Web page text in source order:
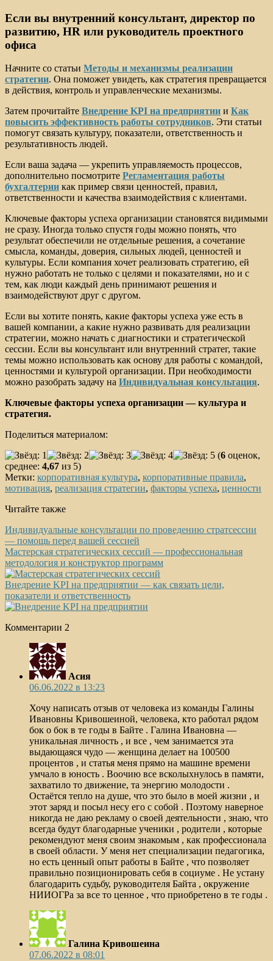
Если вы внутренний консультант, директор по
развитию, HR или руководитель проектного
офиса
Начните со статьи Методы и механизмы реализации
стратегии. Она поможет увидеть, как стратегия превращается
в действия, контроль и управленческие механизмы.
Затем прочитайте Внедрение KPI на предприятии и Как
повысить эффективность работы сотрудников. Эти статьи
помогут связать культуру, показатели, ответственность и
результативность людей.
Если ваша задача — укрепить управляемость процессов,
дополнительно посмотрите Регламентация работы
бухгалтерии как пример связи ценностей, правил,
ответственности и качества взаимодействия с клиентами.
Ключевые факторы успеха организации становятся видимыми
не сразу. Иногда только спустя годы можно понять, что
результат обеспечили не отдельные решения, а сочетание
смысла, команды, доверия, сильных людей, ценностей и
культуры. Если компания хочет реализовать стратегию, ей
нужно работать не только с целями и показателями, но и с
тем, как люди каждый день принимают решения и
взаимодействуют друг с другом.
Если вы хотите понять, какие факторы успеха уже есть в
вашей компании, а какие нужно развивать для реализации
стратегии, можно начать с диагностики и стратегической
сессии. Если вы консультант или внутренний стратег, такие
темы можно использовать как основу для работы с командой,
ценностями и культурой организации. При необходимости
можно разобрать задачу на Индивидуальная консультация.
Ключевые факторы успеха организации — культура и
стратегия.
Поделиться материалом:
(6 оценок,
среднее: 4,67 из 5)
Метки: корпоративная культура, корпоративные правила,
мотивация, реализация стратегии, факторы успеха, ценности
Читайте также
Индивидуальные консультации по проведению стратсессии
— помощь перед вашей сессией
Мастерская стратегических сессий — профессиональная
методология и конструктор программ
Внедрение KPI на предприятии — как связать цели,
показатели и ответственность
Комментарии 2
Асия
06.06.2022 в 13:23
Хочу написать отзыв от человека из команды Галины
Ивановны Кривошеиной, человека, кто работал рядом
бок о бок в те годы в Байте . Галина Ивановна —
уникальная личность , и все , чем занимается эта
выдающаяся чудо — женщина делает на 100500
процентов , и статья меня прямо на машине времени
умчало в юность . Воочию все всколыхнулось в памяти,
захватило то движение, та энергию молодости .
Остаётся тепло на душе, что это было в моей жизни , и
этот заряд и посыл несу его с собой . Поэтому наверное
никогда не даю рекламу о своей деятельности , знаю, что
всегда будут благодарные ученики , родители , которые
рекомендуют меня своим знакомым , как профессионала
в своей области. У меня нет специализации педагогика,
но есть ценный опыт работы в Байте , что позволяет
правильно позиционировать себя в социуме . Не устану
благодарить судьбу, руководителя Байта , окружение
НИИОГРа за все то ценное , что приобретено в те годы .
Галина Кривошеина
07.06.2022 в 08:01